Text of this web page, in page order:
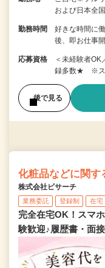
および日本全
勤務時間
好きな時間に
後、即お仕事
応募資格
＜未経験者
録多数★ ※ス
後で見る
化粧品などに関す
株式会社ビサーチ
業務委託 登録制 在宅
完全在宅OK！スマ
験歓迎♪履歴書・面